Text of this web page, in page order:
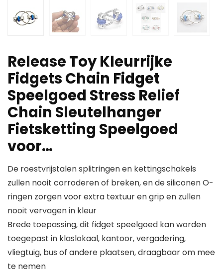
Release Toy Kleurrijke
Fidgets Chain Fidget
Speelgoed Stress Relief
Chain Sleutelhanger
Fietsketting Speelgoed
voor…
De roestvrijstalen splitringen en kettingschakels
zullen nooit corroderen of breken, en de siliconen O-
ringen zorgen voor extra textuur en grip en zullen
nooit vervagen in kleur
Brede toepassing, dit fidget speelgoed kan worden
toegepast in klaslokaal, kantoor, vergadering,
vliegtuig, bus of andere plaatsen, draagbaar om mee
te nemen